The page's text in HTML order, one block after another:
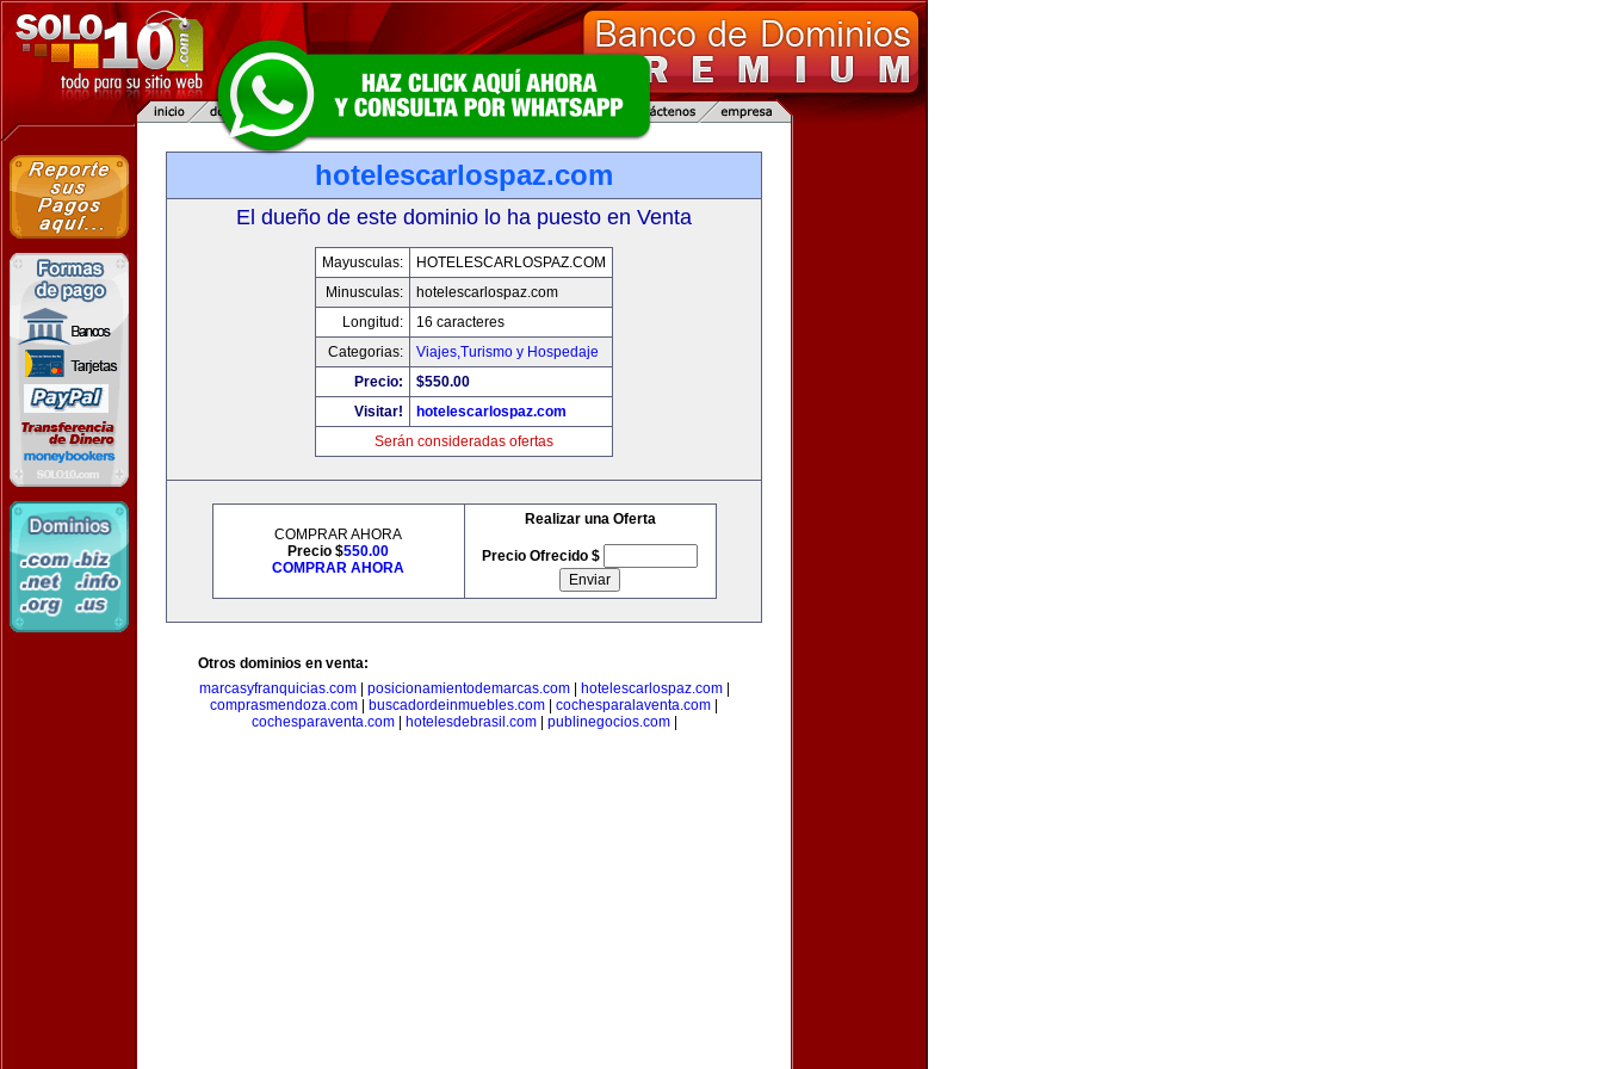
hotelescarlospaz.com
El dueño de este dominio lo ha puesto en Venta
Mayusculas:
HOTELESCARLOSPAZ.COM
Minusculas:
hotelescarlospaz.com
Longitud:
16 caracteres
Categorias:
Viajes,Turismo y Hospedaje
Precio:
$550.00
Visitar!
hotelescarlospaz.com
Serán consideradas ofertas
COMPRAR AHORA
Precio $550.00
COMPRAR AHORA
Realizar una Oferta
Precio Ofrecido $
Otros dominios en venta:
marcasyfranquicias.com| posicionamientodemarcas.com| hotelescarlospaz.com|
comprasmendoza.com
buscadordeinmuebles.com cochesparalaventa.com
cochesparaventa.com| hotelesdebrasil.com| publinegocios.com|